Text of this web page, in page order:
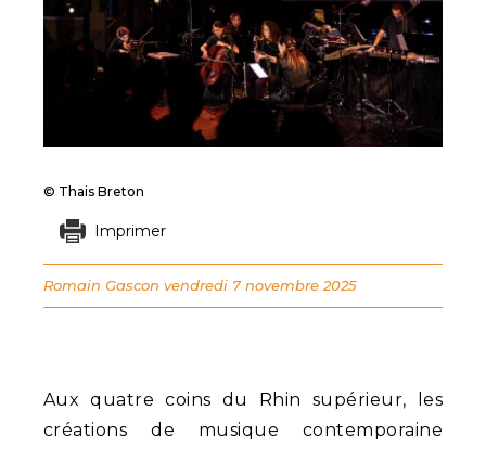
Aux quatre coins du Rhin supérieur, les
créations de musique contemporaine
© Thais Breton
Imprimer
Romain Gascon vendredi 7 novembre 2025